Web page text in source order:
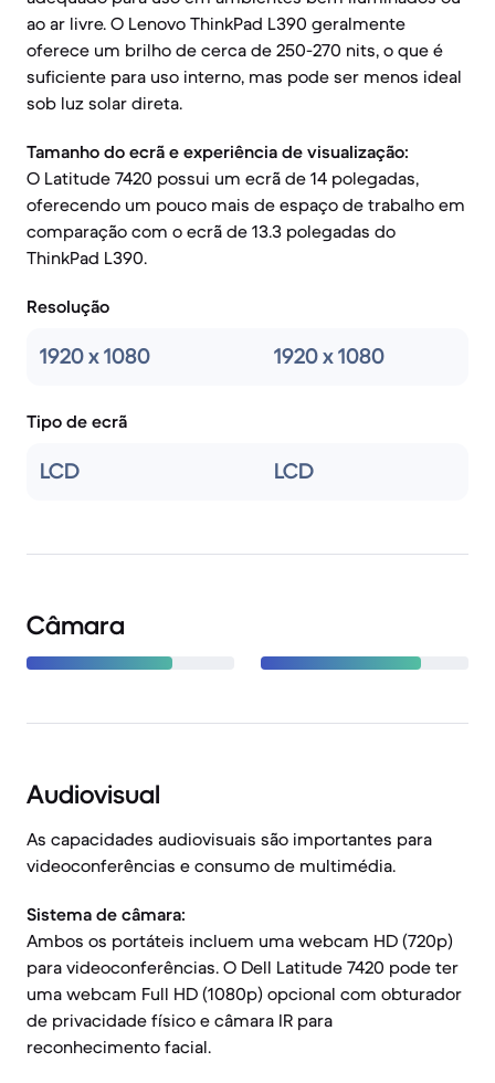
ao ar livre. O Lenovo ThinkPad L390 geralmente
oferece um brilho de cerca de 250-270 nits, o que é
suficiente para uso interno, mas pode ser menos ideal
sob luz solar direta.
Tamanho do ecrã e experiência de visualização:
O Latitude 7420 possui um ecrã de 14 polegadas,
oferecendo um pouco mais de espaço de trabalho em
comparação com o ecrã de 13.3 polegadas do
ThinkPad L390.
Resolução
1920 x 1080 1920 x 1080
Tipo de ecrã
LCD LCD
Câmara
Audiovisual
As capacidades audiovisuais são importantes para
videoconferências e consumo de multimédia.
Sistema de câmara:
Ambos os portáteis incluem uma webcam HD (720p)
para videoconferências. O Dell Latitude 7420 pode ter
uma webcam Full HD (1080p) opcional com obturador
de privacidade físico e câmara IR para
reconhecimento facial.